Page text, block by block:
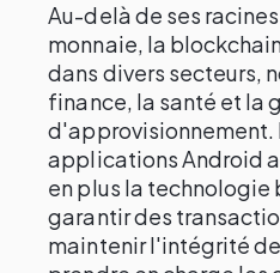
Au-delà de ses
monnaie, la
dans divers secteurs,
finance, la santé et la
d'approvisionnement.
applications Android
en plus la technologie
garantir des
maintenir l'intégrité